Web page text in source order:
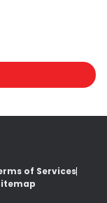
of Services